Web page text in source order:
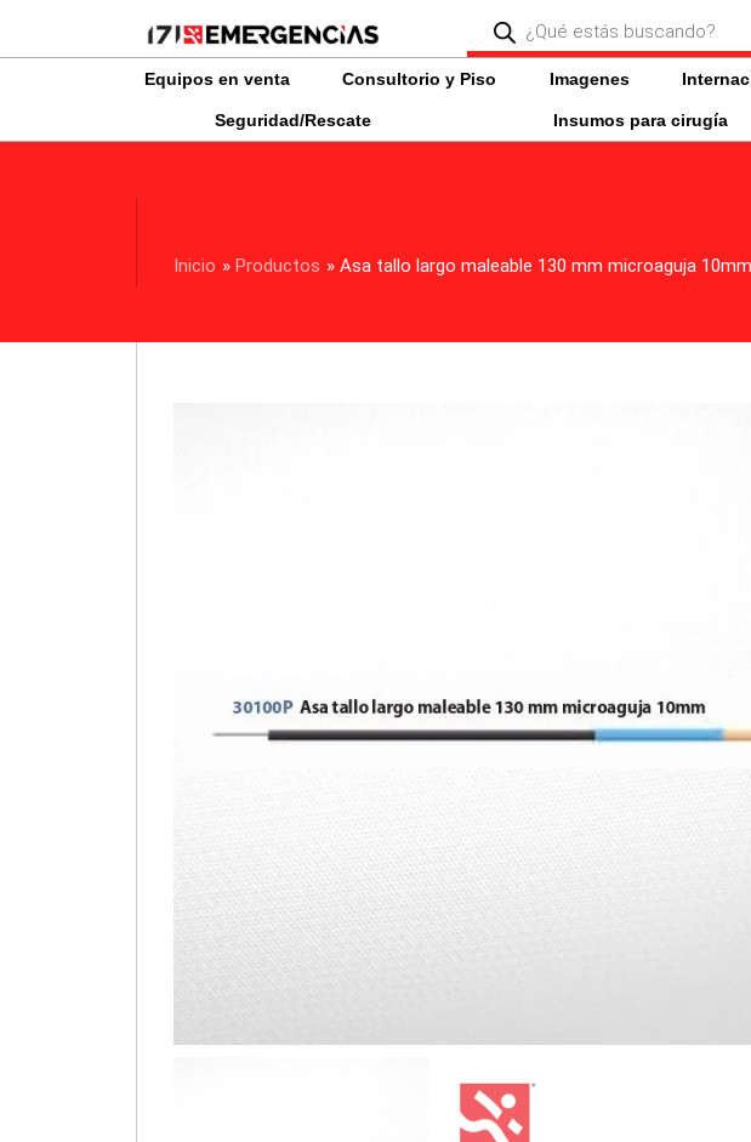
Búsqueda
productos
Equipos en venta Consultorio y Piso Imagenes
Seguridad/Rescate Insumos para cirugía
Inicio Productos Asa tallo largo maleable 130 mm microaguja 10mm